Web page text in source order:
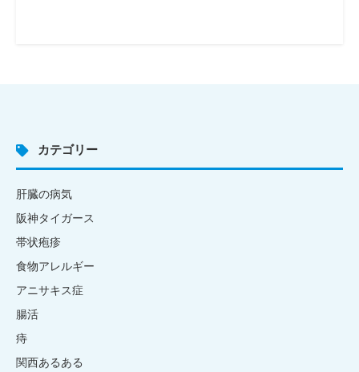
カテゴリー
肝臓の病気
阪神タイガース
帯状疱疹
食物アレルギー
アニサキス症
腸活
痔
関西あるある